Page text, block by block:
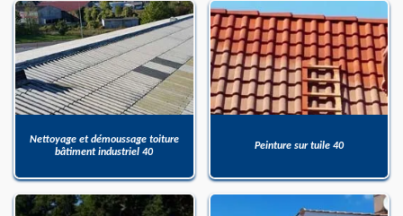
Nettoyage et démoussage toiture
bâtiment industriel 40
Peinture sur tuile 40